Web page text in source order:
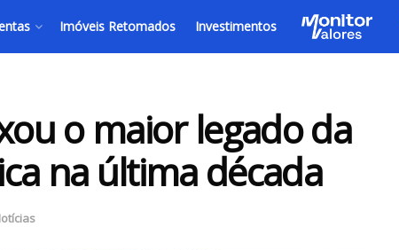
Imóveis Retomados Investimentos
o maior legado da
na última década